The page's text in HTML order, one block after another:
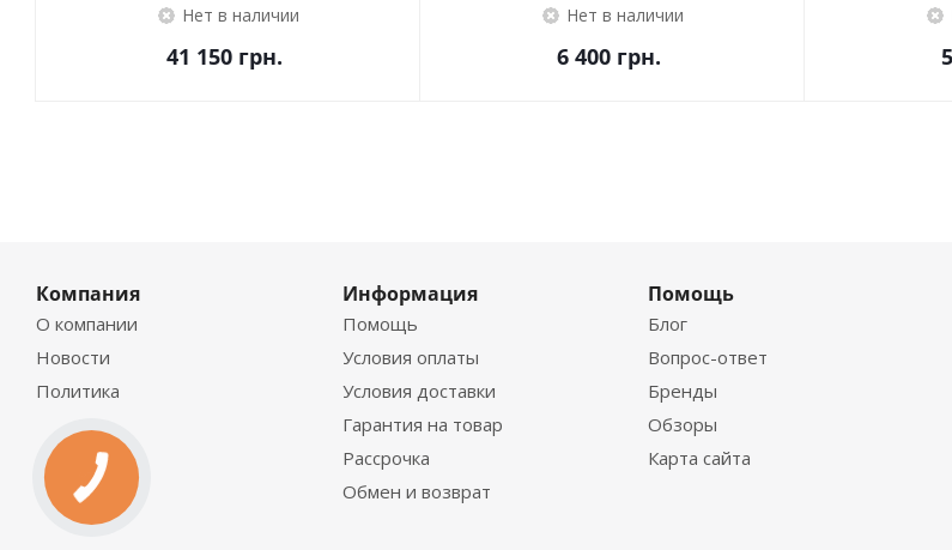
Нет в наличии
41 150грн.
Нет в наличии
6 400грн.
Компания
О компании
Новости
Политика
Информация
Помощь
Условия оплаты
Условия доставки
Гарантия на товар
Рассрочка
Обмен и возврат
Помощь
Блог
Вопрос-ответ
Бренды
Обзоры
Карта сайта